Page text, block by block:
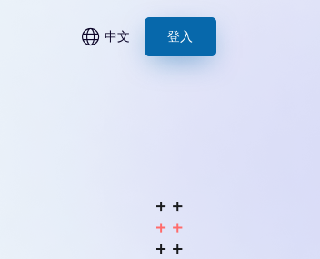
中文 登入